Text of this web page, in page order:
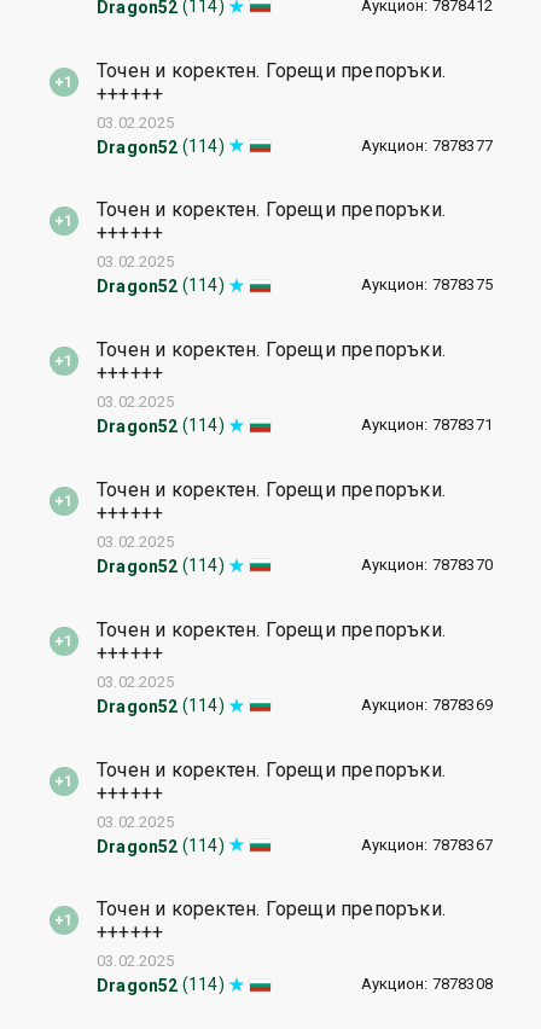
Dragon52 (114) Аукцион: 7878412
Точен и коректен. Горещи препоръки.
++++++
Dragon52 (114) Аукцион: 7878377
03.02.2025
Точен и коректен. Горещи препоръки.
++++++
Dragon52 (114) Аукцион: 7878375
03.02.2025
Точен и коректен. Горещи препоръки.
++++++
Dragon52 (114) Аукцион: 7878371
03.02.2025
Точен и коректен. Горещи препоръки.
++++++
Dragon52 (114) Аукцион: 7878370
03.02.2025
Точен и коректен. Горещи препоръки.
++++++
Dragon52 (114) Аукцион: 7878369
03.02.2025
Точен и коректен. Горещи препоръки.
++++++
Dragon52 (114) Аукцион: 7878367
03.02.2025
Точен и коректен. Горещи препоръки.
++++++
Dragon52 (114) Аукцион: 7878308
03.02.2025